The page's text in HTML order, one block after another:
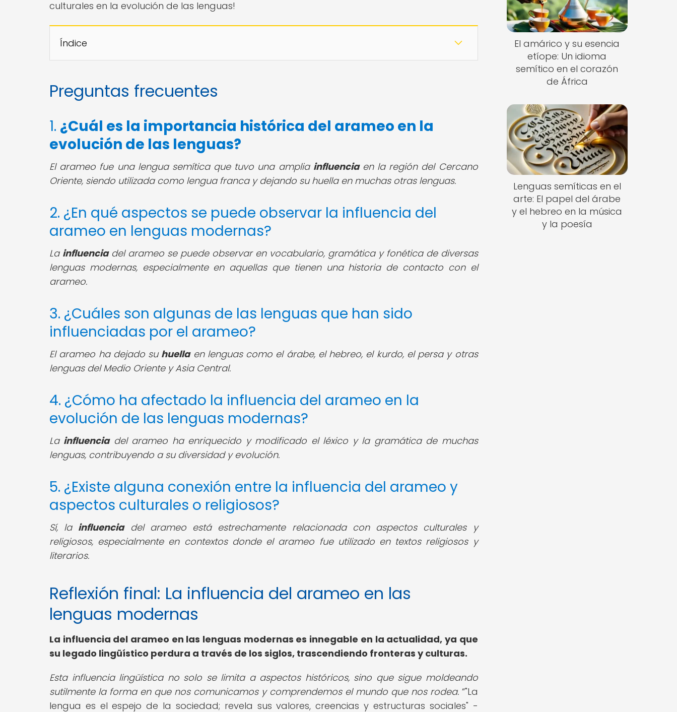
culturales en la evolución de las lenguas!
Índice
Preguntas frecuentes
1. ¿Cuál es la importancia histórica del arameo en la
evolución de las lenguas?
El arameo fue una lengua semítica que tuvo una amplia influenciaen la región del Cercano
Oriente, siendo utilizada como lengua franca y dejando su huella en muchas otras lenguas.
2. ¿En qué aspectos se puede observar la influencia del
arameo en lenguas modernas?
La influenciadel arameo se puede observar en vocabulario, gramática y fonética de diversas
lenguas modernas, especialmente en aquellas que tienen una historia de contacto con el
arameo.
3. ¿Cuáles son algunas de las lenguas que han sido
influenciadas por el arameo?
El arameo ha dejado su huellaen lenguas como el árabe, el hebreo, el kurdo, el persa y otras
lenguas del Medio Oriente y Asia Central.
4. ¿Cómo ha afectado la influencia del arameo en la
evolución de las lenguas modernas?
La influenciadel arameo ha enriquecido y modificado el léxico y la gramática de muchas
lenguas, contribuyendo a su diversidad y evolución.
5. ¿Existe alguna conexión entre la influencia del arameo y
aspectos culturales o religiosos?
Sí, la influenciadel arameo está estrechamente relacionada con aspectos culturales y
religiosos, especialmente en contextos donde el arameo fue utilizado en textos religiosos y
literarios.
Reflexión final: La influencia del arameo en las
lenguas modernas
La influencia del arameo en las lenguas modernas es innegable en la actualidad, ya que
su legado lingüístico perdura a través de los siglos, trascendiendo fronteras y culturas.
Esta influencia lingüística no solo se limita a aspectos históricos, sino que sigue moldeando
sutilmente la forma en que nos comunicamos y comprendemos el mundo que nos rodea. "La
lengua es el espejo de la sociedad; revela sus valores, creencias y estructuras sociales" -
El amárico y su esencia
etíope: Un idioma
semítico en el corazón
de África
Lenguas semíticas en el
arte: El papel del árabe
y el hebreo en la música
y la poesía